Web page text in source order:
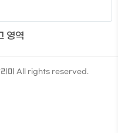
영역
미 All rights reserved.